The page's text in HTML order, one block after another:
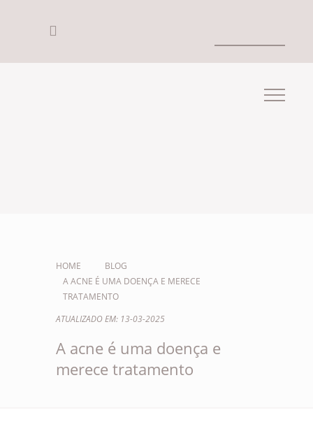
HOME
BLOG
A ACNE É UMA DOENÇA E MERECE
TRATAMENTO
ATUALIZADO EM: 13-03-2025
A acne é uma doença e
merece tratamento